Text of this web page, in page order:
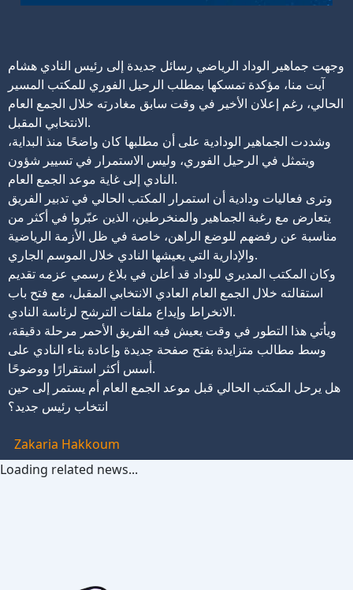
وجهت جماهير الوداد الرياضي رسائل جديدة إلى رئيس النادي هشام
آيت منا، مؤكدة تمسكها بمطلب الرحيل الفوري للمكتب المسير
الحالي، رغم إعلان الأخير في وقت سابق مغادرته خلال الجمع العام
الانتخابي المقبل.
وشددت الجماهير الودادية على أن مطلبها كان واضحًا منذ البداية،
ويتمثل في الرحيل الفوري، وليس الاستمرار في تسيير شؤون
النادي إلى غاية موعد الجمع العام.
وترى فعاليات ودادية أن استمرار المكتب الحالي في تدبير الفريق
يتعارض مع رغبة الجماهير والمنخرطين، الذين عبّروا في أكثر من
مناسبة عن رفضهم للوضع الراهن، خاصة في ظل الأزمة الرياضية
والإدارية التي يعيشها النادي خلال الموسم الجاري.
وكان المكتب المديري للوداد قد أعلن في بلاغ رسمي عزمه تقديم
استقالته خلال الجمع العام العادي الانتخابي المقبل، مع فتح باب
الانخراط وإيداع ملفات الترشح لرئاسة النادي.
ويأتي هذا التطور في وقت يعيش فيه الفريق الأحمر مرحلة دقيقة،
وسط مطالب متزايدة بفتح صفحة جديدة وإعادة بناء النادي على
أسس أكثر استقرارًا ووضوحًا.
هل يرحل المكتب الحالي قبل موعد الجمع العام أم يستمر إلى حين
انتخاب رئيس جديد؟
Zakaria Hakkoum
Loading related news...